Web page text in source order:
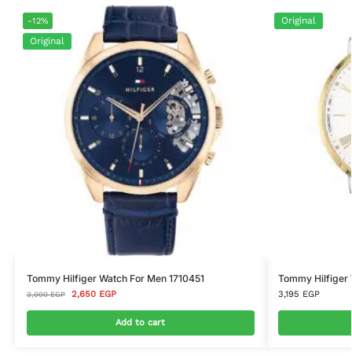
-12%
Original
Tommy Hilfiger Watch For Men 1710451
3,000EGP 2,650 EGP
Add to cart
Original
Tommy Hilfiger
3,195 EGP